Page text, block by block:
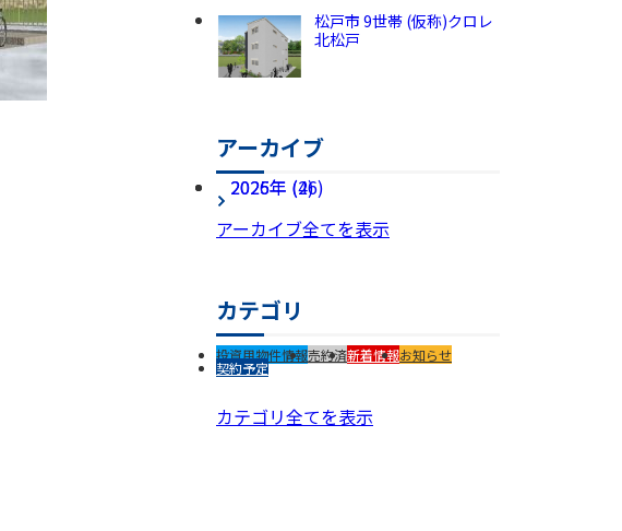
松戸市 9世帯 (仮称)クロレ
北松戸
アーカイブ
2026年 (4)
2025年 (26)
アーカイブ全てを表示
カテゴリ
投資用物件情報売約済新着情報お知らせ
契約予定
カテゴリ全てを表示